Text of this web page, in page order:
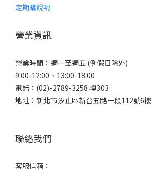
定期購說明
營業資訊
營業時間：週一至週五 (例假日除外)
9:00-12:00、13:00-18:00
電話：(02)-2789-3258 轉303
地址：新北市汐止區新台五路一段112號6樓
聯絡我們
客服信箱：